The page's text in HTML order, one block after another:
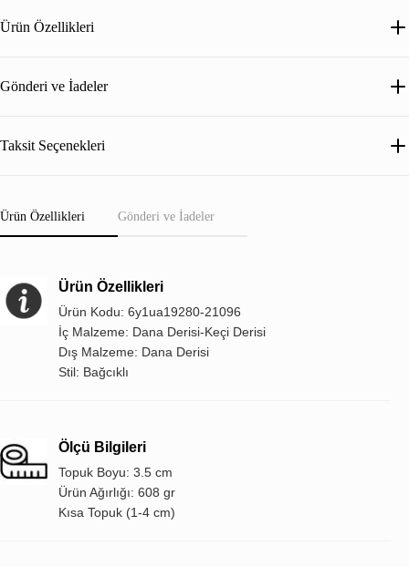
Ürün Özellikleri
Gönderi ve İadeler
Taksit Seçenekleri
Ürün Özellikleri Gönderi ve İadeler
Ürün Özellikleri
Ürün Kodu: 6y1ua19280-21096
İç Malzeme: Dana Derisi-Keçi Derisi
Dış Malzeme: Dana Derisi
Stil: Bağcıklı
Ölçü Bilgileri
Topuk Boyu: 3.5 cm
Ürün Ağırlığı: 608 gr
Kısa Topuk (1-4 cm)